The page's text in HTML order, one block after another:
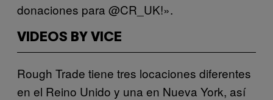
donaciones para @CR_UK!».
VIDEOS BY VICE
Rough Trade tiene tres locaciones diferentes
en el Reino Unido y una en Nueva York, así